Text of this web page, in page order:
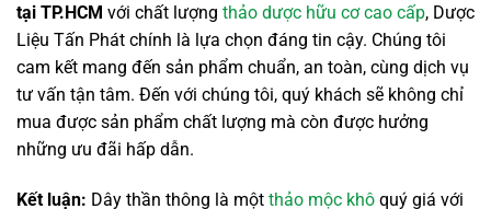
tại TP.HCM với chất lượng thảo dược hữu cơ cao cấp, Dược
Liệu Tấn Phát chính là lựa chọn đáng tin cậy. Chúng tôi
cam kết mang đến sản phẩm chuẩn, an toàn, cùng dịch vụ
tư vấn tận tâm. Đến với chúng tôi, quý khách sẽ không chỉ
mua được sản phẩm chất lượng mà còn được hưởng
những ưu đãi hấp dẫn.
Kết luận: Dây thần thông là một thảo mộc khô quý giá với